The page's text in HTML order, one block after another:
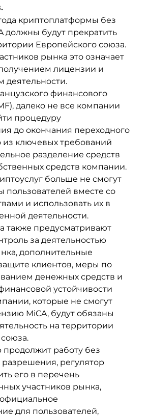
криптоплатформы без
должны будут прекратить
Европейского союза.
рынка это означает
лицензии и
финансового
далеко не все компании
процедуру
до окончания переходного
ключевых требований
разделение средств
средств компании.
больше не смогут
пользователей вместе со
и использовать их в
деятельности.
также предусматривают
за деятельностью
дополнительные
клиентов, меры по
денежных средств и
устойчивости
которые не смогут
MiCA, будут обязаны
на территории
продолжит работу без
регулятор
его в перечень
участников рынка,
для пользователей,